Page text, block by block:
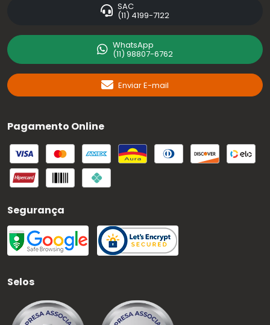
SAC
(11) 4199-7122
WhatsApp
(11) 98807-6762
Enviar E-mail
Pagamento Online
Segurança
Selos